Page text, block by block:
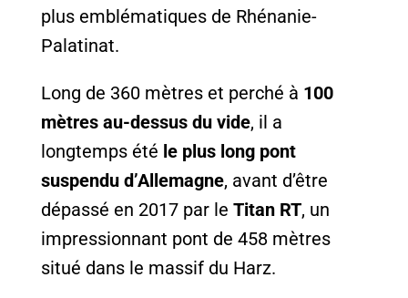
plus emblématiques de Rhénanie-
Palatinat.
Long de 360 mètres et perché à 100
mètres au-dessus du vide, il a
longtemps été le plus long pont
suspendu d’Allemagne, avant d’être
dépassé en 2017 par le Titan RT, un
impressionnant pont de 458 mètres
situé dans le massif du Harz.